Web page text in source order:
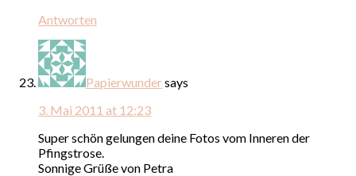
Antworten
Papierwundersays
3. Mai 2011 at 12:23
Super schön gelungen deine Fotos vom Inneren der
Pfingstrose.
Sonnige Grüße von Petra